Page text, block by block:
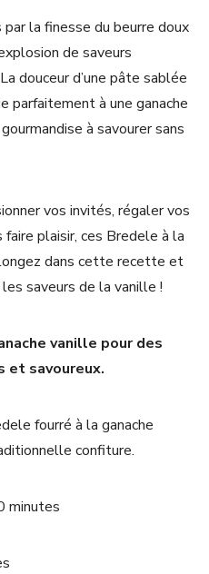
par la finesse du beurre doux
de saveurs
douceur d’une pâte sablée
parfaitement à une ganache
à savourer sans
vos invités, régaler vos
plaisir, ces Bredele à la
dans cette recette et
saveurs de la vanille !
vanille pour des
et savoureux.
fourré à la ganache
confiture.
minutes